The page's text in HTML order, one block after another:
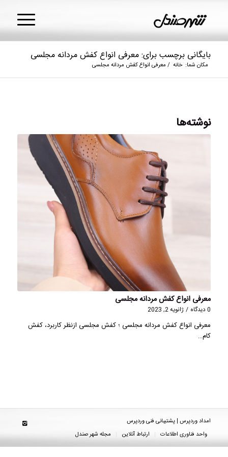
بایگانی برچسب برای: معرفی انواع کفش مردانه مجلسی
مکان شما: خانه / معرفی انواع کفش مردانه مجلسی
نوشته‌ها
معرفی انواع کفش مردانه مجلسی
0 دیدگاه / ژانویه 2, 2023
معرفی انواع کفش مردانه مجلسی ؛ کفش مجلسی ازنظر کاربرد، کفش
کام…
امداد وردپرس | پشتیبانی فنی وردپرس
واحد فناوری اطلاعات
ارتباط آنلاین مجله شهر صندل